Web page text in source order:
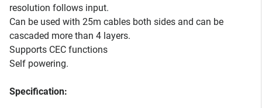
resolution follows input.
Can be used with 25m cables both sides and can be
cascaded more than 4 layers.
Supports CEC functions
Self powering.
Specification: